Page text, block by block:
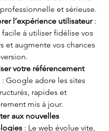
et sérieuse.
l’expérience utilisateur :
facile à utiliser fidélise vos
et augmente vos chances
votre référencement
: Google adore les sites
rapides et
mis à jour.
aux nouvelles
: Le web évolue vite,